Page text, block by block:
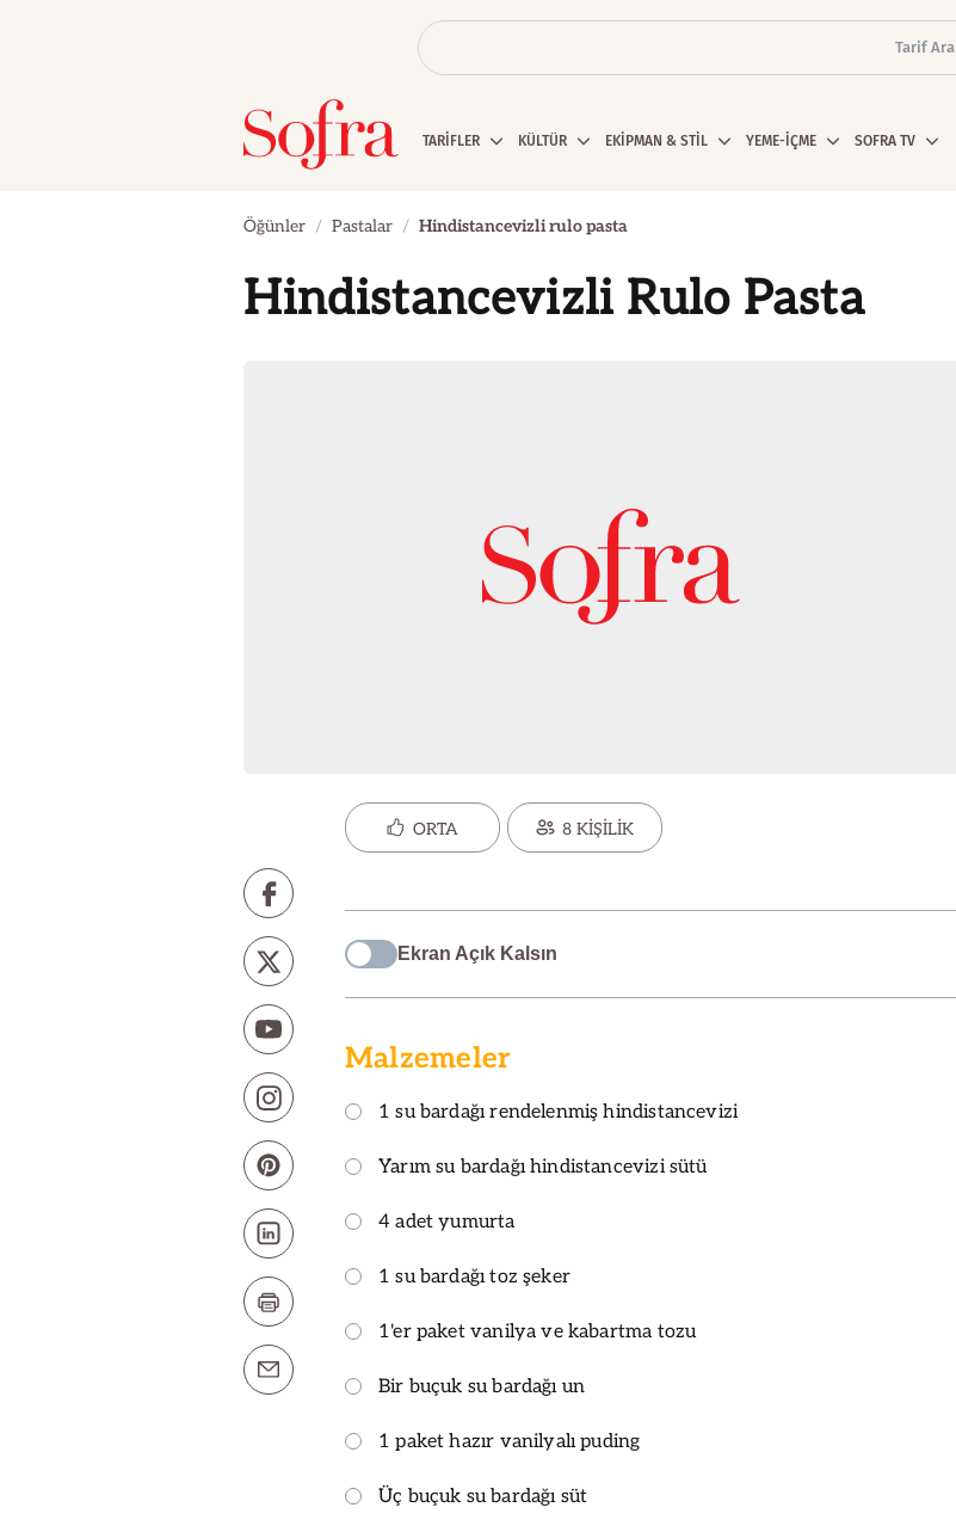
Tarif Ara
TARİFLER KÜLTÜR EKİPMAN & STİL YEME-İÇME SOFRA TV
Öğünler Pastalar Hindistancevizli rulo pasta
Hindistancevizli Rulo Pasta
ORTA 8 KİŞİLİK
Ekran Açık Kalsın
Malzemeler
1 su bardağı rendelenmiş hindistancevizi
Yarım su bardağı hindistancevizi sütü
4 adet yumurta
1 su bardağı toz şeker
1'er paket vanilya ve kabartma tozu
Bir buçuk su bardağı un
1 paket hazır vanilyalı puding
Üç buçuk su bardağı süt